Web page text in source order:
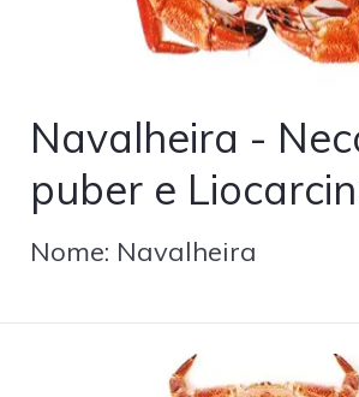
Navalheira -
puber e
Nome: Navalheira